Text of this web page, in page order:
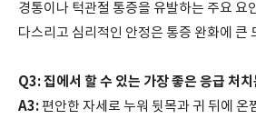
경통이나 턱관절 통증을 유발하는 주요 요
다스리고 심리적인 안정은 통증 완화에 큰
Q3: 집에서 할 수 있는 가장 좋은 응급 처
A3:편안한 자세로 누워 뒷목과 귀 뒤에 온